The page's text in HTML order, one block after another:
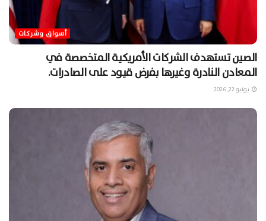
أسواق وشركات
الصين تستهدف الشركات الأمريكية المتخصصة في
المعادن النادرة وغيرها بفرض قيود على الصادرات.
يونيو 22, 2026